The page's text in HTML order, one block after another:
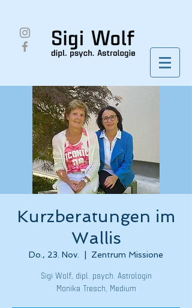
Kurzberatungen im
Wallis
Do., 23. Nov. Zentrum Missione
Sigi Wolf, dipl. psych. Astrologin
Monika Tresch, Medium